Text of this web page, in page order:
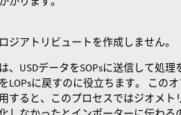
ジアトリビュートを作成しません。
、USDデータをSOPsに送信して処理
LOPsに戻すのに役立ちます。 この
すると、このプロセスではジオメト